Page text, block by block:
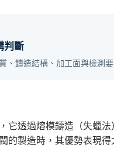
判斷
、鑄造結構、加工面與檢測要
它透過熔模鑄造（失蠟
的製造時，其優勢表現得